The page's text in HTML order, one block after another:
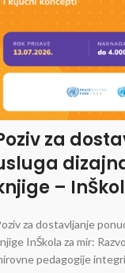
za
–
za dostavljanje
InŠkola za mir:
pedagogije